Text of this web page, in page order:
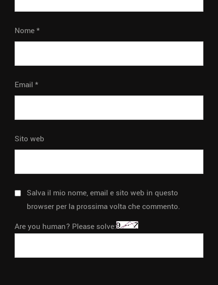
Nome*
Email *
Sito web
Salva il mio nome, email e sito web in questo
browser per la prossima volta che commento.
Are you human? Please solve: